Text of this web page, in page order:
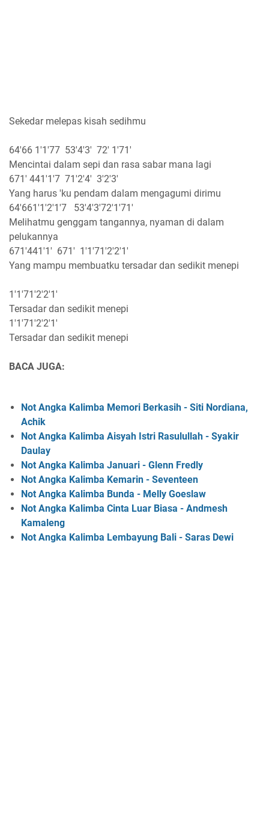
Sekedar melepas kisah sedihmu
64'66 1'1'77 53'4'3' 72' 1'71'
Mencintai dalam sepi dan rasa sabar mana lagi
671' 441'1'7 71'2'4' 3'2'3'
Yang harus 'ku pendam dalam mengagumi dirimu
64'661'1'2'1'7 53'4'3'72'1'71'
Melihatmu genggam tangannya, nyaman di dalam
pelukannya
671'441'1' 671' 1'1'71'2'2'1'
Yang mampu membuatku tersadar dan sedikit menepi
1'1'71'2'2'1'
Tersadar dan sedikit menepi
1'1'71'2'2'1'
Tersadar dan sedikit menepi
BACA JUGA:
Not Angka Kalimba Memori Berkasih - Siti Nordiana,
Achik
Not Angka Kalimba Aisyah Istri Rasulullah - Syakir
Daulay
Not Angka Kalimba Januari - Glenn Fredly
Not Angka Kalimba Kemarin - Seventeen
Not Angka Kalimba Bunda - Melly Goeslaw
Not Angka Kalimba Cinta Luar Biasa - Andmesh
Kamaleng
Not Angka Kalimba Lembayung Bali - Saras Dewi